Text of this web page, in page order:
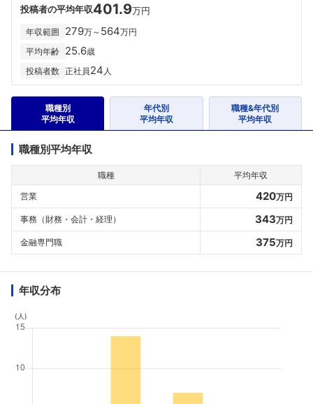
投稿者の平均年収401.9万円
年収範囲 279万～ 564万円
平均年齢 25.6歳
投稿者数 正社員24 人
職種別
平均年収
年代別
平均年収
職種&年代別
平均年収
職種別平均年収
職種
平均年収
営業
420万円
事務（財務・会計・経理） 343万円
金融専門職 375万円
年収分布
(人)